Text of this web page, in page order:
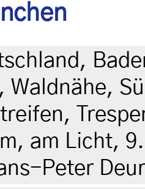
Waldnähe,
am Licht,
Peter